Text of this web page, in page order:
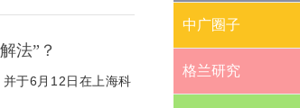
法”？
于6月12日在上海科
中广圈子
格兰研究